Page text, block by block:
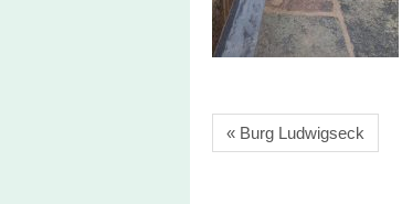
« Burg Ludwigseck